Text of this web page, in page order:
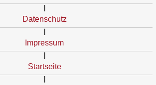
Datenschutz
Impressum
Startseite